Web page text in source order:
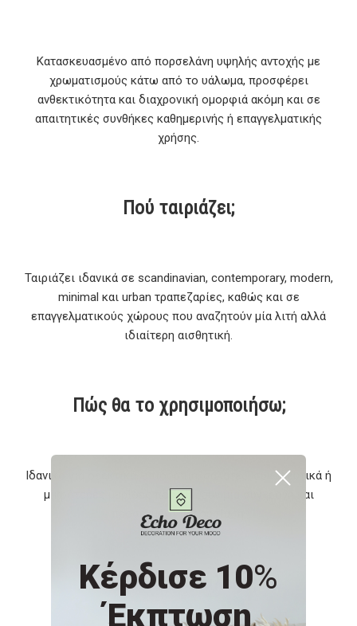
Κατασκευασμένο από πορσελάνη υψηλής αντοχής με
χρωματισμούς κάτω από το υάλωμα, προσφέρει
ανθεκτικότητα και διαχρονική ομορφιά ακόμη και σε
απαιτητικές συνθήκες καθημερινής ή επαγγελματικής
χρήσης.
Πού ταιριάζει;
Ταιριάζει ιδανικά σε scandinavian, contemporary, modern,
minimal και urban τραπεζαρίες, καθώς και σε
επαγγελματικούς χώρους που αναζητούν μία λιτή αλλά
ιδιαίτερη αισθητική.
Πώς θα το χρησιμοποιήσω;
Ιδανικό για ορεκτικά, επιδόρπια, σαλάτες, συνοδευτικά ή
μικρότερες μερίδες που αξίζουν μία σύγχρονη και
προσεγμένη παρουσίαση.
Γιατί να το επιλέξω;
Κέρδισε 10%
Έκπτωση